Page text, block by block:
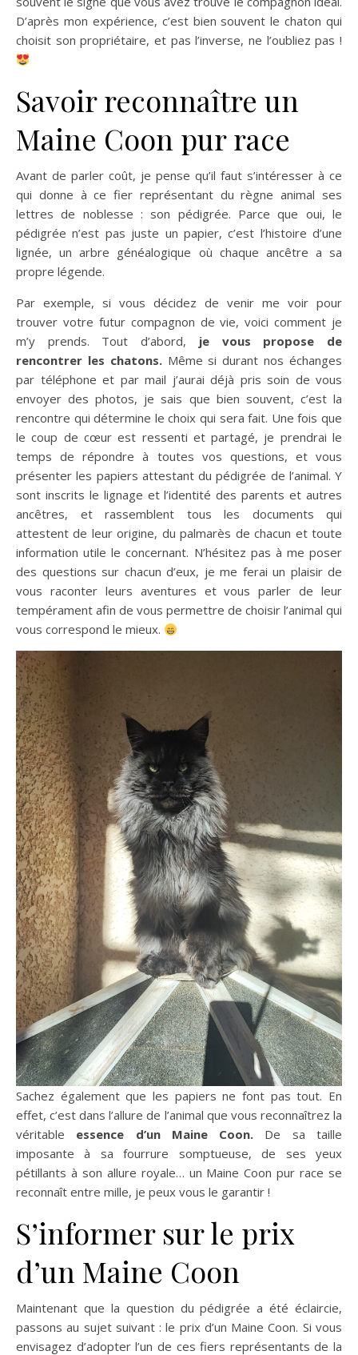
D’après mon expérience, c’est bien souvent le chaton qui
choisit son propriétaire, et pas l’inverse, ne l’oubliez pas !
Savoir reconnaître un
Maine Coon pur race
Avant de parler coût, je pense qu’il faut s’intéresser à ce
qui donne à ce fier représentant du règne animal ses
lettres de noblesse : son pédigrée. Parce que oui, le
pédigrée n’est pas juste un papier, c’est l’histoire d’une
lignée, un arbre généalogique où chaque ancêtre a sa
propre légende.
Par exemple, si vous décidez de venir me voir pour
trouver votre futur compagnon de vie, voici comment je
m’y prends. Tout d’abord, je vous propose de
rencontrer les chatons. Même si durant nos échanges
par téléphone et par mail j’aurai déjà pris soin de vous
envoyer des photos, je sais que bien souvent, c’est la
rencontre qui détermine le choix qui sera fait. Une fois que
le coup de cœur est ressenti et partagé, je prendrai le
temps de répondre à toutes vos questions, et vous
présenter les papiers attestant du pédigrée de l’animal. Y
sont inscrits le lignage et l’identité des parents et autres
ancêtres, et rassemblent tous les documents qui
attestent de leur origine, du palmarès de chacun et toute
information utile le concernant. N’hésitez pas à me poser
des questions sur chacun d’eux, je me ferai un plaisir de
vous raconter leurs aventures et vous parler de leur
tempérament afin de vous permettre de choisir l’animal qui
vous correspond le mieux.
Sachez également que les papiers ne font pas tout. En
effet, c’est dans l’allure de l’animal que vous reconnaîtrez la
véritable essence d’un Maine Coon. De sa taille
imposante à sa fourrure somptueuse, de ses yeux
pétillants à son allure royale… un Maine Coon pur race se
reconnaît entre mille, je peux vous le garantir !
S’informer sur le prix
d’un Maine Coon
Maintenant que la question du pédigrée a été éclaircie,
passons au sujet suivant : le prix d’un Maine Coon. Si vous
envisagez d’adopter l’un de ces fiers représentants de la